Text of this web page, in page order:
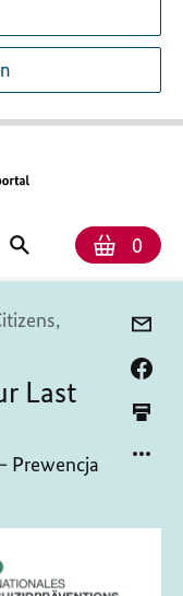
Search
publications
0
Last
Prewencja